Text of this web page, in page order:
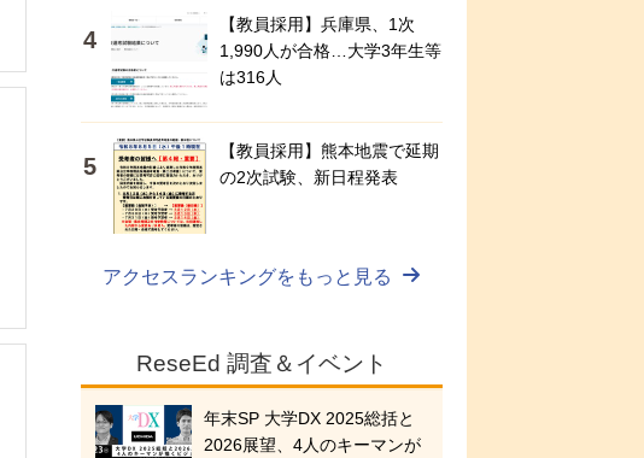
【教員採用】兵庫県、1次
1,990人が合格…大学3年生等
は316人
【教員採用】熊本地震で延期
の2次試験、新日程発表
アクセスランキングをもっと見る
ReseEd 調査＆イベント
年末SP 大学DX 2025総括と
2026展望、4人のキーマンが